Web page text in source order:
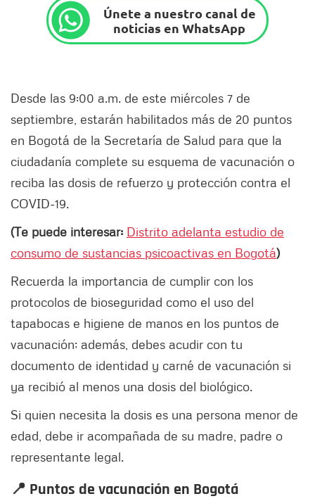
Únete a nuestro canal de
noticias en WhatsApp
Desde las 9:00 a.m. de este miércoles 7 de
septiembre, estarán habilitados más de 20 puntos
en Bogotá de la Secretaría de Salud para que la
ciudadanía complete su esquema de vacunación o
reciba las dosis de refuerzo y protección contra el
COVID-19.
(Te puede interesar: Distrito adelanta estudio de
consumo de sustancias psicoactivas en Bogotá)
Recuerda la importancia de cumplir con los
protocolos de bioseguridad como el uso del
tapabocas e higiene de manos en los puntos de
vacunación; además, debes acudir con tu
documento de identidad y carné de vacunación si
ya recibió al menos una dosis del biológico.
Si quien necesita la dosis es una persona menor de
edad, debe ir acompañada de su madre, padre o
representante legal.
📍 Puntos de vacunación en Bogotá